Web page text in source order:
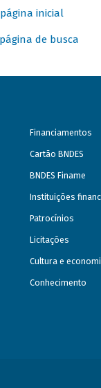
página inicial
página de busca
Financiamentos
Cartão BNDES
BNDES Finame
Instituições
Patrocínios
Licitações
Cultura e
Conhecimento